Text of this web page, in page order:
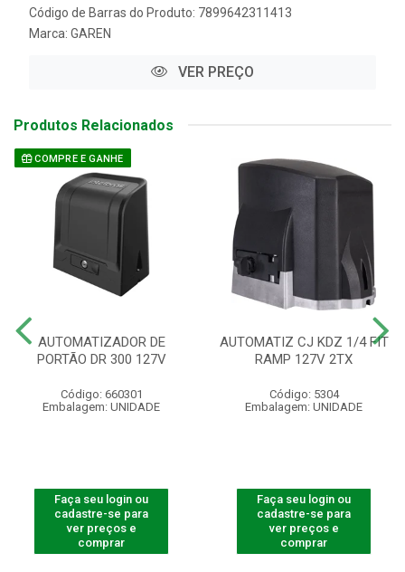
Código de Barras do Produto: 7899642311413
Marca: GAREN
VER PREÇO
Produtos Relacionados
COMPRE E GANHE
AUTOMATIZADOR DE
PORTÃO DR 300 127V
Código: 660301
Embalagem: UNIDADE
Faça seu login ou
cadastre-se para
ver preços e
comprar
AUTOMATIZ CJ KDZ 1/4 FIT
RAMP 127V 2TX
Código: 5304
Embalagem: UNIDADE
Faça seu login ou
cadastre-se para
ver preços e
comprar